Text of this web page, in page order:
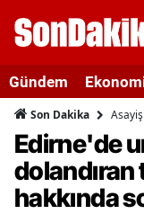
Gündem
Son Dakika Asayiş
Edirne'de
dolandıran
hakkında